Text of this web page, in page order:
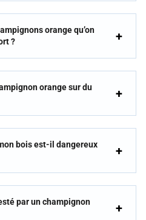
orange qu’on
?
orange sur du
bois est-il dangereux
par un champignon